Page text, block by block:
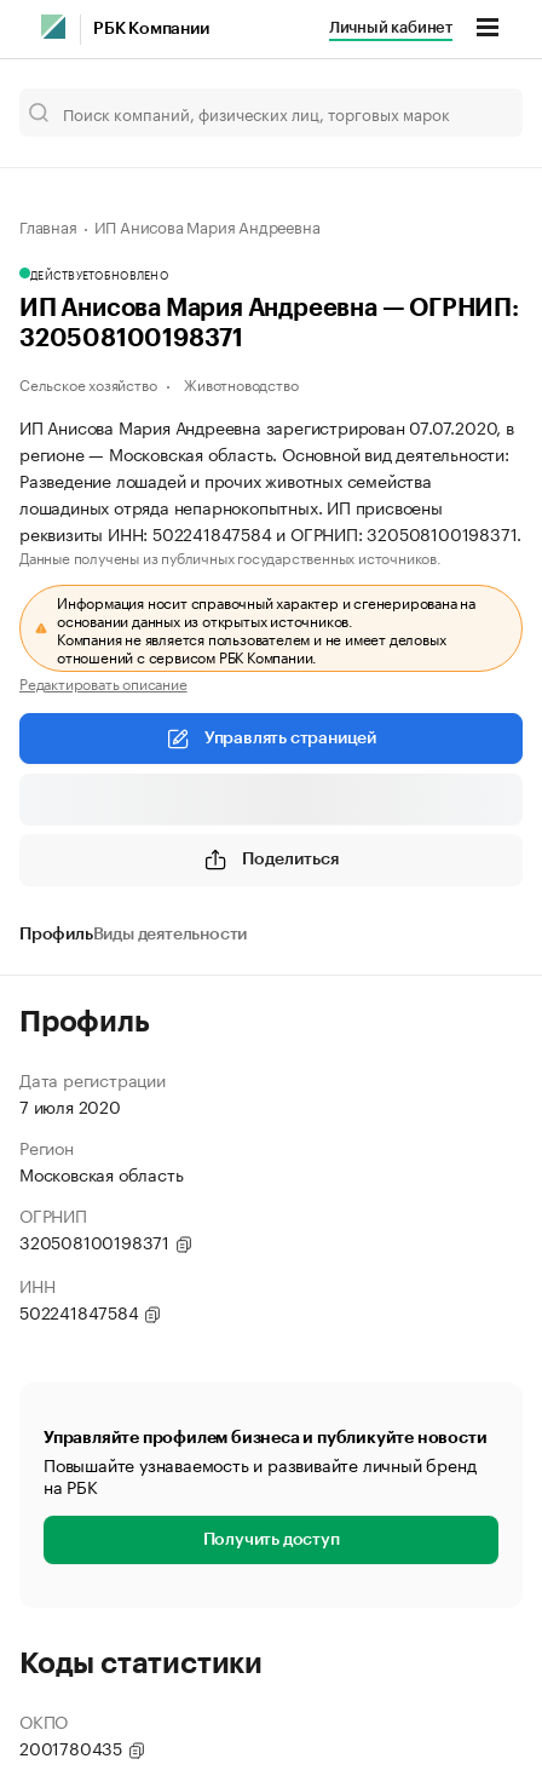
РБК Компании Личный кабинет
Главная ИП Анисова Мария Андреевна
ДЕЙСТВУЕТОБНОВЛЕНО
ИП Анисова Мария Андреевна — ОГРНИП:
320508100198371
Сельское хозяйство Животноводство
ИП Анисова Мария Андреевна зарегистрирован 07.07.2020, в
регионе — Московская область. Основной вид деятельности:
Разведение лошадей и прочих животных семейства
лошадиных отряда непарнокопытных. ИП присвоены
реквизиты ИНН: 502241847584 и ОГРНИП: 320508100198371.
Данные получены из публичных государственных источников.
Информация носит справочный характер и сгенерирована на
основании данных из открытых источников.
Компания не является пользователем и не имеет деловых
отношений с сервисом РБК Компании.
Редактировать описание
Управлять страницей
Поделиться
ПрофильВиды деятельности
Профиль
Дата регистрации
7 июля 2020
Регион
Московская область
ОГРНИП
320508100198371
ИНН
502241847584
Управляйте профилем бизнеса и публикуйте новости
Повышайте узнаваемость и развивайте личный бренд
на РБК
Получить доступ
Коды статистики
ОКПО
2001780435